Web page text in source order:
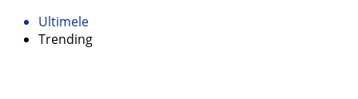
Ultimele
Trending